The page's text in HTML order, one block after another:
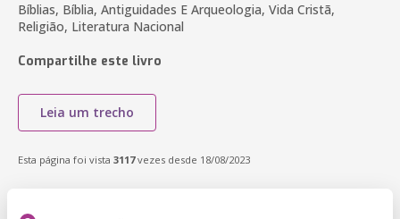
Bíblias, Bíblia, Antiguidades E Arqueologia, Vida Cristã,
Religião, Literatura Nacional
Compartilhe este livro
Leia um trecho
Esta página foi vista 3117vezes desde 18/08/2023